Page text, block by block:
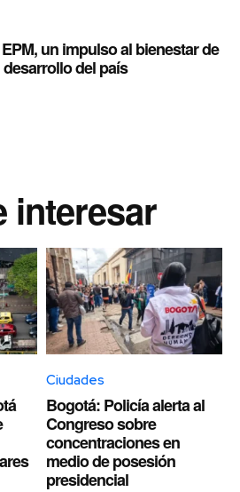
un impulso al bienestar de
del país
interesar
Ciudades
Bogotá: Policía alerta al
Congreso sobre
concentraciones en
medio de posesión
presidencial